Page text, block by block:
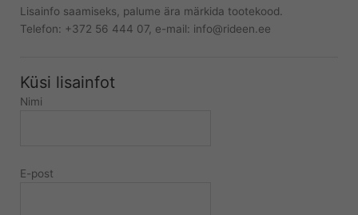
Lisainfo saamiseks, palume ära märkida tootekood.
Telefon: +372 56 444 07, e-mail: info@rideen.ee
Küsi lisainfot
Nimi
E-post